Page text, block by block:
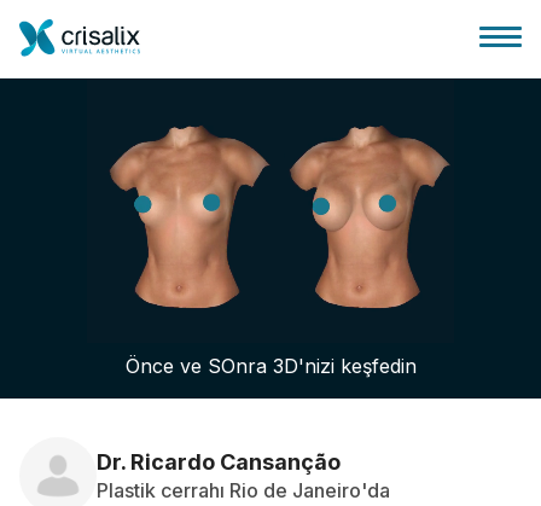
Cerrah ana sayfası
3D İş Platformu
Hasta incelemeleri
Önce ve SOnra 3D'nizi keşfedin
Dr. Ricardo Cansanção
Plastik cerrahı Rio de Janeiro'da